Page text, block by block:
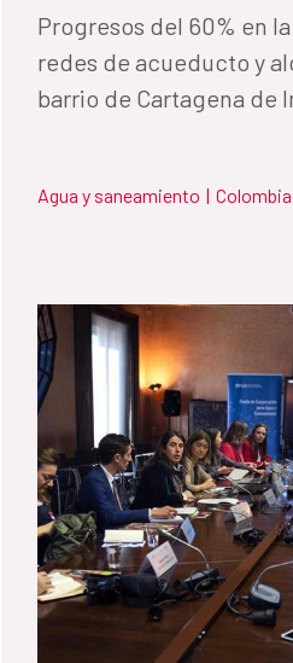
Progresos del 60% en
redes de acueducto y
barrio de Cartagena de
Agua y saneamiento | Colombia